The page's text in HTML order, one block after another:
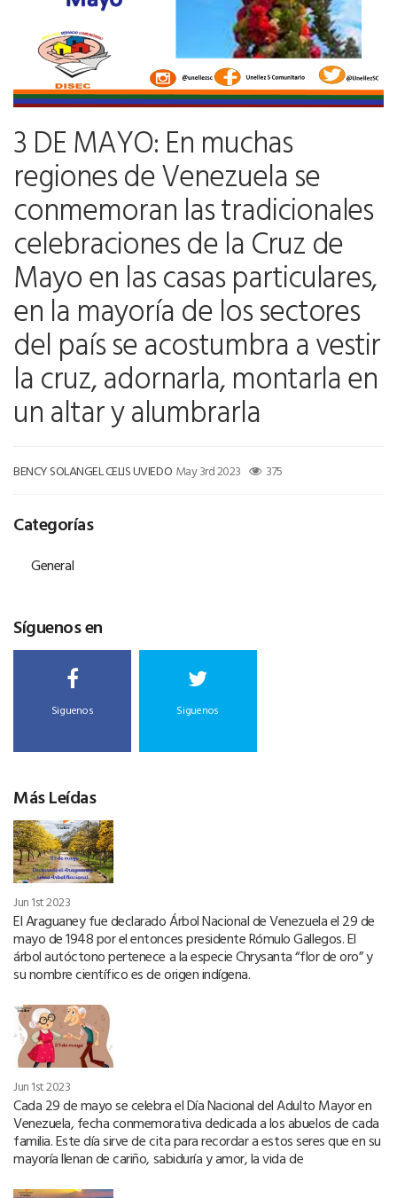
3 DE MAYO: En muchas
regiones de Venezuela se
conmemoran las tradicionales
celebraciones de la Cruz de
Mayo en las casas particulares,
en la mayoría de los sectores
del país se acostumbra a vestir
la cruz, adornarla, montarla en
un altar y alumbrarla
BENCY SOLANGEL CELIS UVIEDO May 3rd 2023 375
Categorías
General
Síguenos en
Siguenos Siguenos
Más Leídas
Jun 1st 2023
El Araguaney fue declarado Árbol Nacional de Venezuela el 29 de
mayo de 1948 por el entonces presidente Rómulo Gallegos. El
árbol autóctono pertenece a la especie Chrysanta “flor de oro” y
su nombre científico es de origen indígena.
Jun 1st 2023
Cada 29 de mayo se celebra el Día Nacional del Adulto Mayor en
Venezuela, fecha conmemorativa dedicada a los abuelos de cada
familia. Este día sirve de cita para recordar a estos seres que en su
mayoría llenan de cariño, sabiduría y amor, la vida de